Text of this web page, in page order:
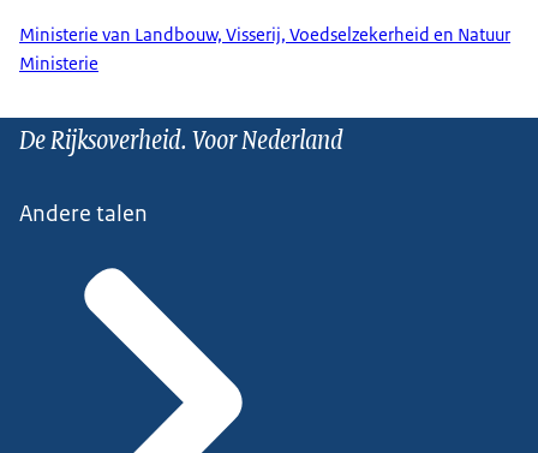
Ministerie van Landbouw, Visserij, Voedselzekerheid en Natuur
Ministerie
De Rijksoverheid. Voor Nederland
Andere talen